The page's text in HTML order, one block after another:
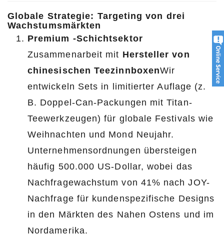
Globale Strategie: Targeting von drei
Wachstumsmärkten
Premium -Schichtsektor
Zusammenarbeit mit Hersteller von
chinesischen TeezinnboxenWir
entwickeln Sets in limitierter Auflage (z.
B. Doppel-Can-Packungen mit Titan-
Teewerkzeugen) für globale Festivals wie
Weihnachten und Mond Neujahr.
Unternehmensordnungen übersteigen
häufig 500.000 US-Dollar, wobei das
Nachfragewachstum von 41% nach JOY-
Nachfrage für kundenspezifische Designs
in den Märkten des Nahen Ostens und im
Nordamerika.